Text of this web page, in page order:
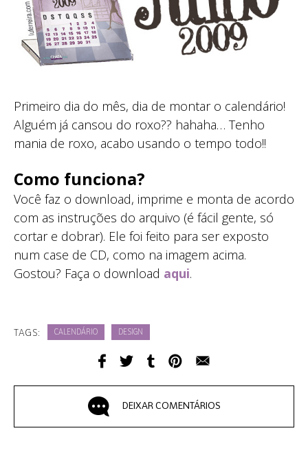
Primeiro dia do mês, dia de montar o calendário!
Alguém já cansou do roxo?? hahaha… Tenho
mania de roxo, acabo usando o tempo todo!!
Como funciona?
Você faz o download, imprime e monta de acordo
com as instruções do arquivo (é fácil gente, só
cortar e dobrar). Ele foi feito para ser exposto
num case de CD, como na imagem acima.
Gostou? Faça o download aqui.
TAGS: CALENDÁRIO DESIGN
DEIXAR COMENTÁRIOS